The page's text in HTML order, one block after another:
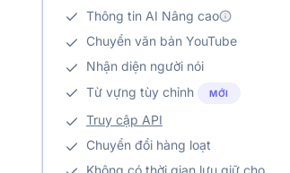
Thông tin AI Nâng cao
Chuyển văn bản YouTube
Nhận diện người nói
Từ vựng tùy chỉnh
MỚI
Truy cập API
Chuyển đổi hàng loạt